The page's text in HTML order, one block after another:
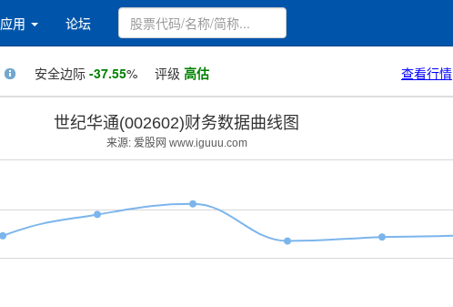
应用 论坛
安全边际 -37.55% 评级 高估 查看行情
世纪华通(002602)财务数据曲线图
来源: 爱股网 www.iguuu.com